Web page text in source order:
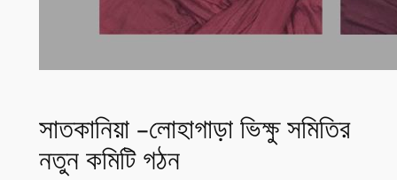
সাতকানিয়া -লোহাগাড়া ভিক্ষু সমিতির
নতুন কমিটি গঠন